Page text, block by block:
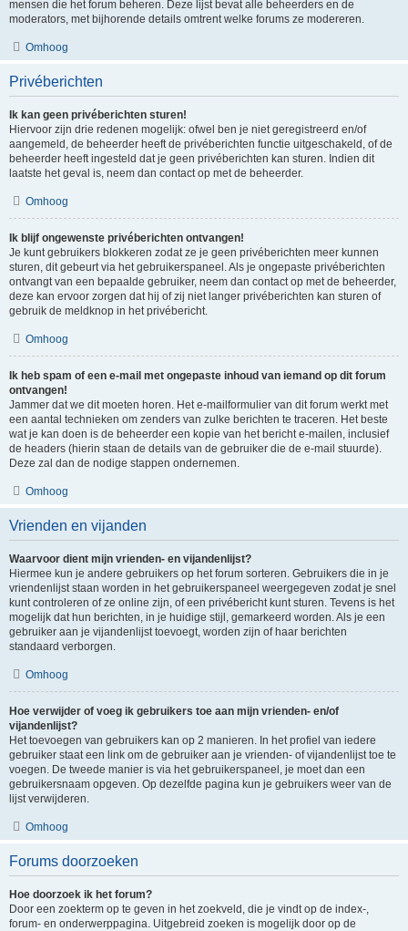
mensen die het forum beheren. Deze lijst bevat alle beheerders en de
moderators, met bijhorende details omtrent welke forums ze modereren.
Omhoog
Privéberichten
Ik kan geen privéberichten sturen!
Hiervoor zijn drie redenen mogelijk: ofwel ben je niet geregistreerd en/of
aangemeld, de beheerder heeft de privéberichten functie uitgeschakeld, of de
beheerder heeft ingesteld dat je geen privéberichten kan sturen. Indien dit
laatste het geval is, neem dan contact op met de beheerder.
Omhoog
Ik blijf ongewenste privéberichten ontvangen!
Je kunt gebruikers blokkeren zodat ze je geen privéberichten meer kunnen
sturen, dit gebeurt via het gebruikerspaneel. Als je ongepaste privéberichten
ontvangt van een bepaalde gebruiker, neem dan contact op met de beheerder,
deze kan ervoor zorgen dat hij of zij niet langer privéberichten kan sturen of
gebruik de meldknop in het privébericht.
Omhoog
Ik heb spam of een e-mail met ongepaste inhoud van iemand op dit forum
ontvangen!
Jammer dat we dit moeten horen. Het e-mailformulier van dit forum werkt met
een aantal technieken om zenders van zulke berichten te traceren. Het beste
wat je kan doen is de beheerder een kopie van het bericht e-mailen, inclusief
de headers (hierin staan de details van de gebruiker die de e-mail stuurde).
Deze zal dan de nodige stappen ondernemen.
Omhoog
Vrienden en vijanden
Waarvoor dient mijn vrienden- en vijandenlijst?
Hiermee kun je andere gebruikers op het forum sorteren. Gebruikers die in je
vriendenlijst staan worden in het gebruikerspaneel weergegeven zodat je snel
kunt controleren of ze online zijn, of een privébericht kunt sturen. Tevens is het
mogelijk dat hun berichten, in je huidige stijl, gemarkeerd worden. Als je een
gebruiker aan je vijandenlijst toevoegt, worden zijn of haar berichten
standaard verborgen.
Omhoog
Hoe verwijder of voeg ik gebruikers toe aan mijn vrienden- en/of
vijandenlijst?
Het toevoegen van gebruikers kan op 2 manieren. In het profiel van iedere
gebruiker staat een link om de gebruiker aan je vrienden- of vijandenlijst toe te
voegen. De tweede manier is via het gebruikerspaneel, je moet dan een
gebruikersnaam opgeven. Op dezelfde pagina kun je gebruikers weer van de
lijst verwijderen.
Omhoog
Forums doorzoeken
Hoe doorzoek ik het forum?
Door een zoekterm op te geven in het zoekveld, die je vindt op de index-,
forum- en onderwerppagina. Uitgebreid zoeken is mogelijk door op de